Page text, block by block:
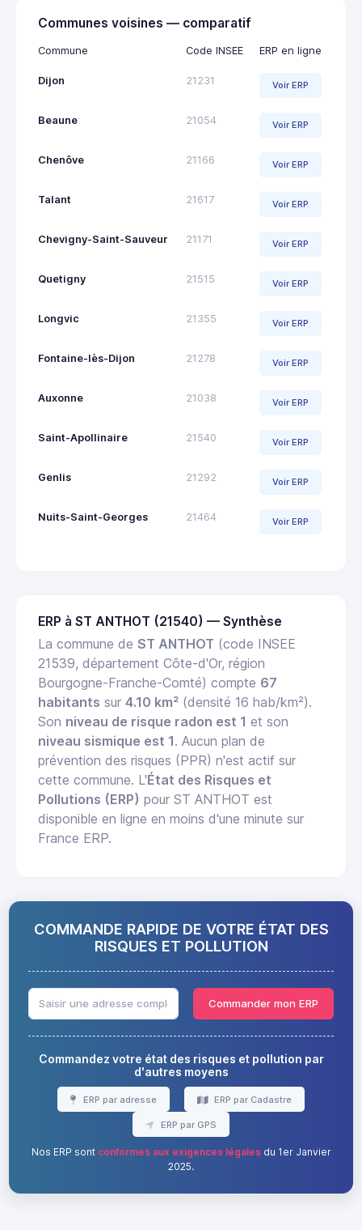
Communes voisines — comparatif
Commune Code INSEE ERP en ligne
Dijon 21231 Voir ERP
Beaune 21054 Voir ERP
Chenôve 21166 Voir ERP
Talant 21617 Voir ERP
Chevigny-Saint-Sauveur 21171 Voir ERP
Quetigny 21515 Voir ERP
Longvic 21355 Voir ERP
Fontaine-lès-Dijon 21278 Voir ERP
Auxonne 21038 Voir ERP
Saint-Apollinaire 21540 Voir ERP
Genlis 21292 Voir ERP
Nuits-Saint-Georges 21464 Voir ERP
ERP à ST ANTHOT (21540) — Synthèse
La commune de ST ANTHOT (code INSEE
21539, département Côte-d'Or, région
Bourgogne-Franche-Comté) compte 67
habitants sur 4.10 km² (densité 16 hab/km²).
Son niveau de risque radon est 1 et son
niveau sismique est 1. Aucun plan de
prévention des risques (PPR) n'est actif sur
cette commune. L'État des Risques et
Pollutions (ERP) pour ST ANTHOT est
disponible en ligne en moins d'une minute sur
France ERP.
COMMANDE RAPIDE DE VOTRE ÉTAT DES
RISQUES ET POLLUTION
Commander mon ERP
Commandez votre état des risques et pollution par
d'autres moyens
ERP par adresse ERP par Cadastre
ERP par GPS
Nos ERP sont conformes aux exigences légalesdu 1er Janvier
2025.